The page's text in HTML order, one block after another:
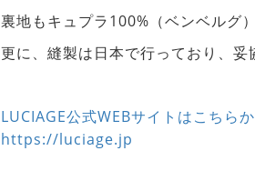
裏地もキュプラ100%（ベンベルグ
更に、縫製は日本で行っており、妥
LUCIAGE公式WEBサイトはこちら
https://luciage.jp